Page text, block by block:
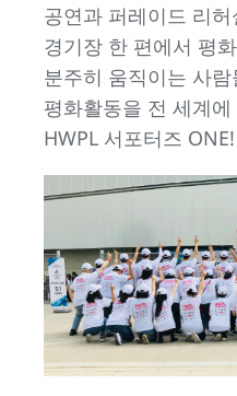
공연과 퍼레이드 리
경기장 한 편에서 평
분주히 움직이는 사
평화활동을 전 세계
HWPL 서포터즈 ONE!